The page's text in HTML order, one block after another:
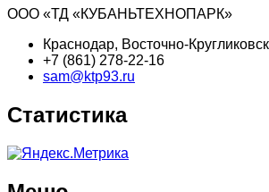
ООО «ТД «КУБАНЬТЕХНОПАРК»
Краснодар, Восточно-
+7 (861) 278-22-16
sam@ktp93.ru
Статистика